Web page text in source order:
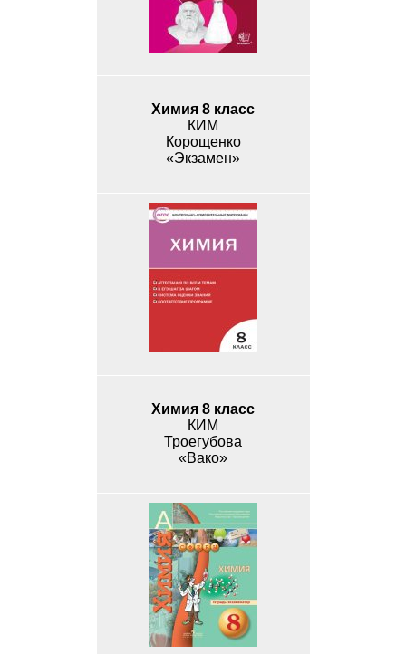
Химия 8 класс
КИМ
Корощенко
«Экзамен»
Химия 8 класс
КИМ
Троегубова
«Вако»